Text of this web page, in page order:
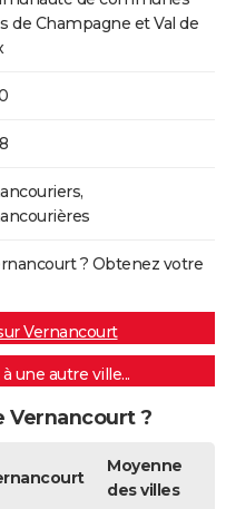
de Champagne et Val de
? Obtenez votre
Vernancourt
une autre ville...
Vernancourt ?
Moyenne
des villes